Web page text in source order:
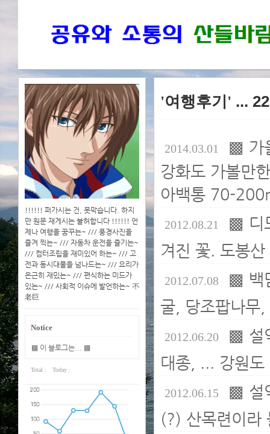
!!!!!! 퍼가시는 건, 못막습니다. 하지
만 원문 재게시는 불허합니다 !!!!!! 언
제나 여행을 꿈꾸는~ /// 풍경사진을
즐겨 찍는~ /// 자동차 운전을 즐기는~
/// 컴터조립을 재미있어 하는~ /// 고
전과 동시대물을 넘나드는~ /// 요리가
은근히 재밌는~ /// 편식하는 미드가
있는~ /// 사회적 이슈에 발언하는~ 不
老巨
Notice
▩ 이 블로그는... ▩
Total : Today :
'여행후기' ...
2014.03.01 ▩ 가
강화도 가볼만
아백통 70-
2012.08.21 ▩ 디
겨진 꽃. 도봉
2012.07.08 ▩ 백
굴, 당조팝나무
2012.06.20 ▩ 설
대종, ... 강원
2012.06.15 ▩ 설
(?) 산목련이라